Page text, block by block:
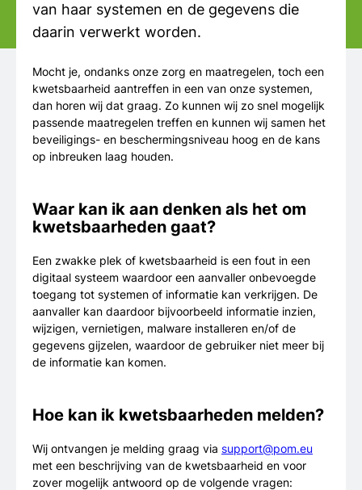
van haar systemen en de gegevens die
daarin verwerkt worden.
Mocht je, ondanks onze zorg en maatregelen, toch een
kwetsbaarheid aantreffen in een van onze systemen,
dan horen wij dat graag. Zo kunnen wij zo snel mogelijk
passende maatregelen treffen en kunnen wij samen het
beveiligings- en beschermingsniveau hoog en de kans
op inbreuken laag houden.
Waar kan ik aan denken als het om
kwetsbaarheden gaat?
Een zwakke plek of kwetsbaarheid is een fout in een
digitaal systeem waardoor een aanvaller onbevoegde
toegang tot systemen of informatie kan verkrijgen. De
aanvaller kan daardoor bijvoorbeeld informatie inzien,
wijzigen, vernietigen, malware installeren en/of de
gegevens gijzelen, waardoor de gebruiker niet meer bij
de informatie kan komen.
Hoe kan ik kwetsbaarheden melden?
Wij ontvangen je melding graag via support@pom.eu
met een beschrijving van de kwetsbaarheid en voor
zover mogelijk antwoord op de volgende vragen: